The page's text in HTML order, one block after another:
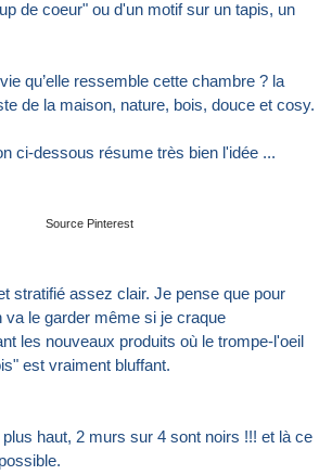
de coeur" ou d'un motif sur un tapis, un
qu’elle ressemble cette chambre ? la
de la maison, nature, bois, douce et cosy.
ci-dessous résume très bien l'idée ...
Source Pinterest
stratifié assez clair. Je pense que pour
va le garder même si je craque
les nouveaux produits où le trompe-l'oeil
est vraiment bluffant.
haut, 2 murs sur 4 sont noirs !!! et là ce